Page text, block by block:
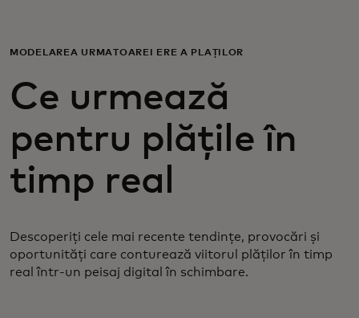
Pentru inovatori
Știri și tendințe
MODELAREA URMĂTOAREI ERE A PLĂȚILOR
Ce urmează
pentru plățile în
timp real
Descoperiți cele mai recente tendințe, provocări și
oportunități care conturează viitorul plăților în timp
real într-un peisaj digital în schimbare.